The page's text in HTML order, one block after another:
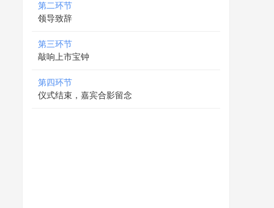
第二环节
领导致辞
第三环节
敲响上市宝钟
第四环节
仪式结束，嘉宾合影留念